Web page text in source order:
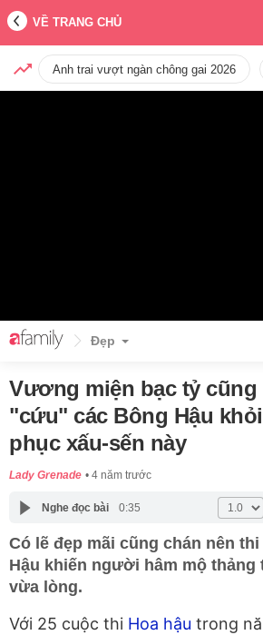
VỀ TRANG CHỦ
Anh trai vượt ngàn chông gai 2026
Đẹp
Vương miện bạc tỷ cũng
"cứu" các Bông Hậu
phục xấu-sến này
Lady Grenade 4 năm trước
Nghe đọc bài 0:35
Có lẽ đẹp mãi cũng chán nên
Hậu khiến người hâm mộ
vừa lòng.
Với 25 cuộc thi Hoa hậu trong